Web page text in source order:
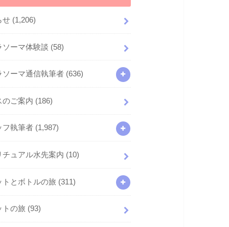
せ (1,206)
ソーマ体験談 (58)
ソーマ通信執筆者 (636)
のご案内 (186)
フ執筆者 (1,987)
チュアル水先案内 (10)
トとボトルの旅 (311)
トの旅 (93)